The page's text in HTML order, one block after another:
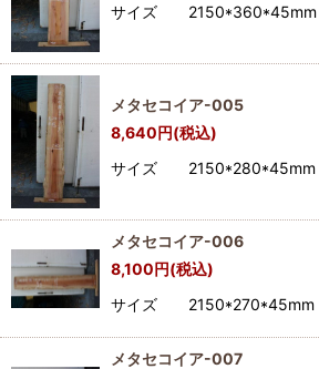
サイズ 2150*360*45mm
メタセコイア-005
8,640円(税込)
サイズ 2150*280*45mm
メタセコイア-006
8,100円(税込)
サイズ 2150*270*45mm
メタセコイア-007